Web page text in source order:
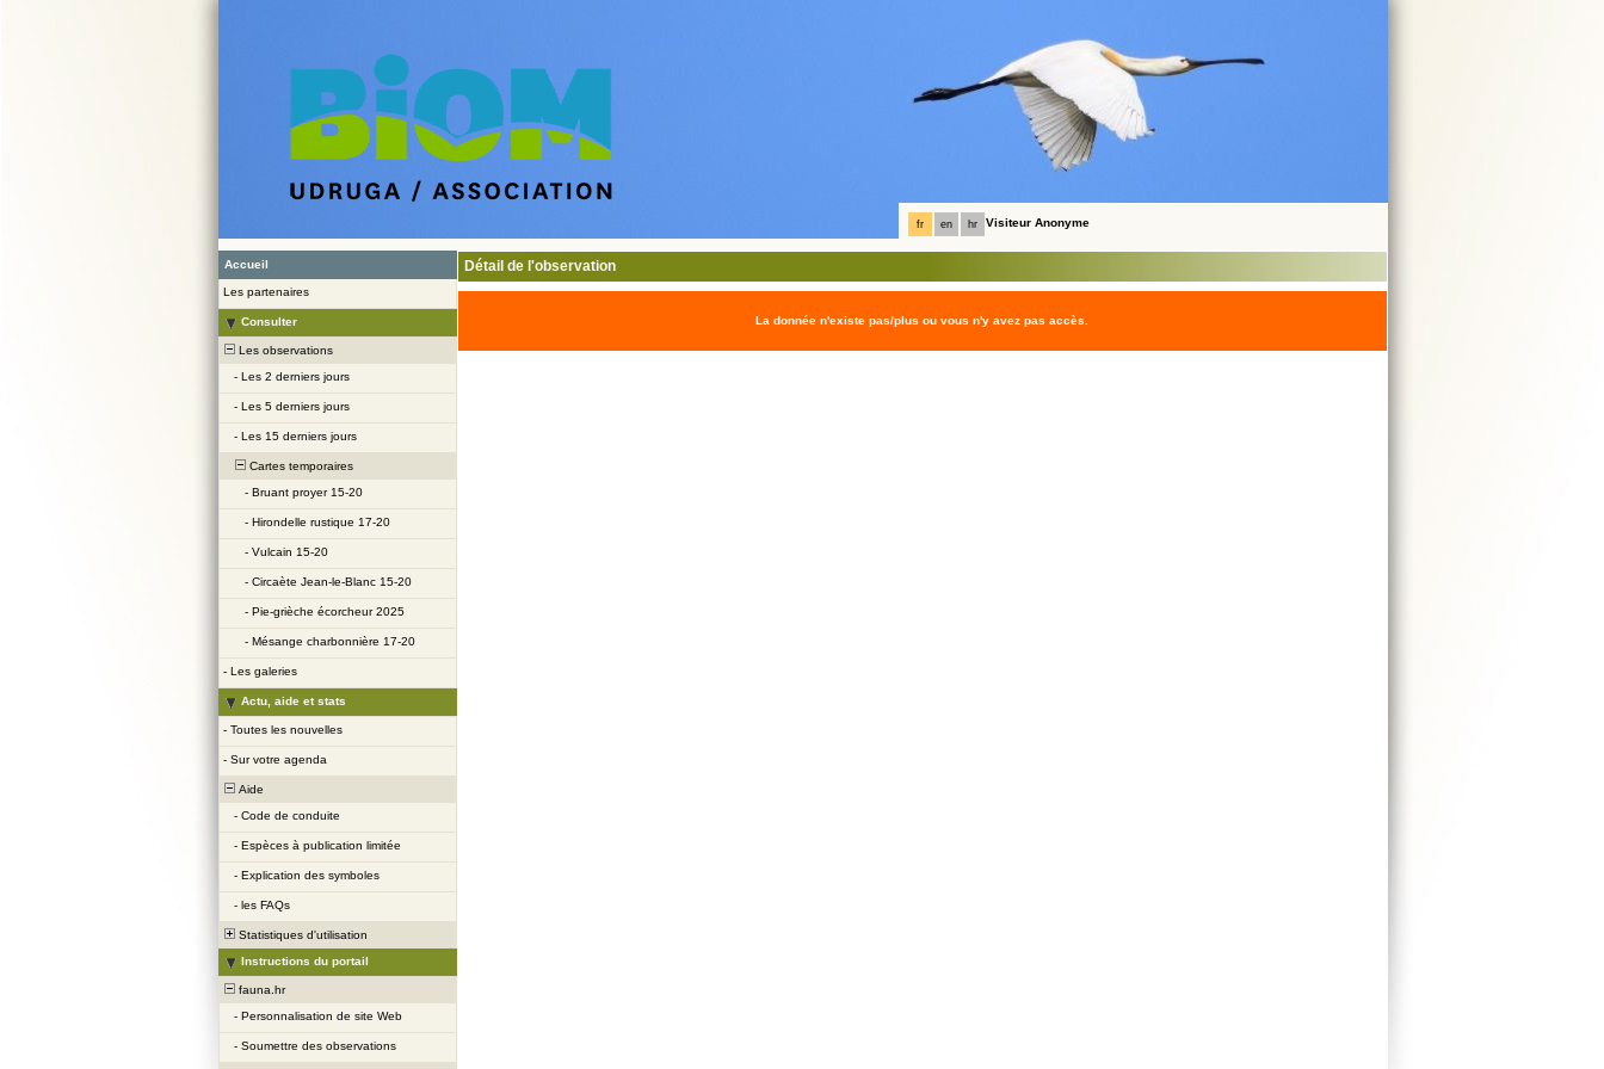
fr en hr Visiteur Anonyme
Accueil
Les partenaires
Consulter
Les observations
- Les 2 derniers jours
- Les 5 derniers jours
- Les 15 derniers jours
Cartes temporaires
- Bruant proyer 15-20
- Hirondelle rustique 17-20
- Vulcain 15-20
- Circaète Jean-le-Blanc 15-20
- Pie-grièche écorcheur 2025
- Mésange charbonnière 17-20
- Les galeries
Actu, aide et stats
- Toutes les nouvelles
- Sur votre agenda
Aide
- Code de conduite
- Espèces à publication limitée
- Explication des symboles
- les FAQs
Statistiques d'utilisation
Instructions du portail
fauna.hr
- Personnalisation de site Web
- Soumettre des observations
Détail de l'observation
La donnée n'existe pas/plus ou vous n'y avez pas accès.